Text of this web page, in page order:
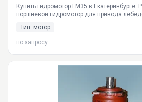
Купить гидромотор ГМ35 в Екатеринбурге.
поршневой гидромотор для привода
Гарантия, доставка по России, поставка
Тип: мотор
по запросу